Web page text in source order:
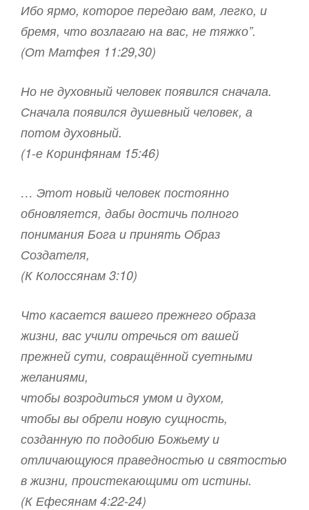
Ибо ярмо, которое передаю вам, легко, и
бремя, что возлагаю на вас, не тяжко”.
(От Матфея 11:29,30)
Но не духовный человек появился сначала.
Сначала появился душевный человек, а
потом духовный.
(1-е Коринфянам 15:46)
… Этот новый человек постоянно
обновляется, дабы достичь полного
понимания Бога и принять Образ
Создателя,
(К Колоссянам 3:10)
Что касается вашего прежнего образа
жизни, вас учили отречься от вашей
прежней сути, совращённой суетными
желаниями,
чтобы возродиться умом и духом,
чтобы вы обрели новую сущность,
созданную по подобию Божьему и
отличающуюся праведностью и святостью
в жизни, проистекающими от истины.
(К Ефесянам 4:22-24)